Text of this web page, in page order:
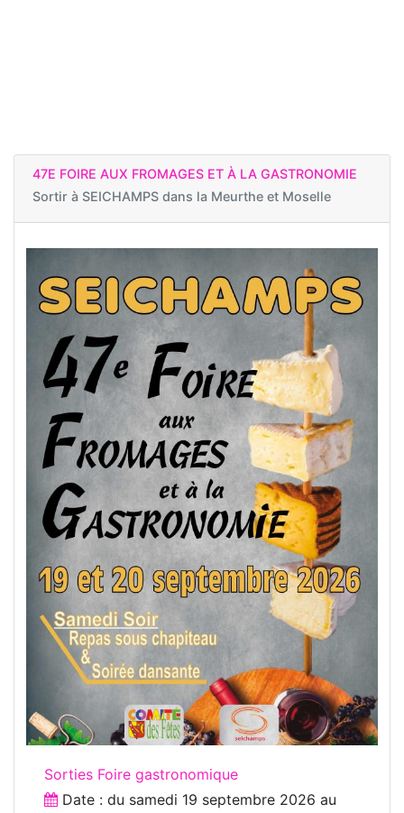
47E FOIRE AUX FROMAGES ET À LA GASTRONOMIE
Sortir à SEICHAMPS dans la Meurthe et Moselle
Sorties Foire gastronomique
Date : du samedi 19 septembre 2026 au